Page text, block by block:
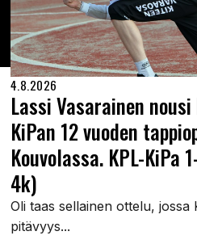
4.8.2026
Lassi Vasarainen
KiPan 12 vuoden
Kouvolassa. KPL-KiPa
4k)
Oli taas sellainen ottelu, jossa
pitävyys...